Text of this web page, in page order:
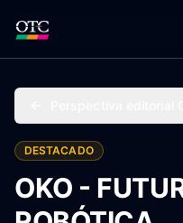
DESTACADO
OKO -